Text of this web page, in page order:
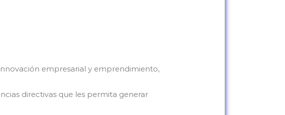
empresarial y emprendimiento,
directivas que les permita generar